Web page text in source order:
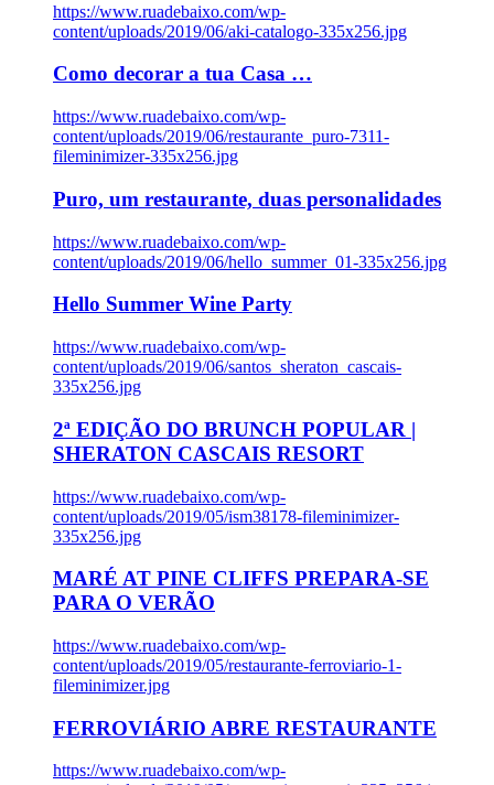
https://www.ruadebaixo.com/wp-
content/uploads/2019/06/aki-catalogo-335x256.jpg
Como decorar a tua Casa …
https://www.ruadebaixo.com/wp-
content/uploads/2019/06/restaurante_puro-7311-
fileminimizer-335x256.jpg
Puro, um restaurante, duas personalidades
https://www.ruadebaixo.com/wp-
content/uploads/2019/06/hello_summer_01-335x256.jpg
Hello Summer Wine Party
https://www.ruadebaixo.com/wp-
content/uploads/2019/06/santos_sheraton_cascais-
335x256.jpg
2ª EDIÇÃO DO BRUNCH POPULAR |
SHERATON CASCAIS RESORT
https://www.ruadebaixo.com/wp-
content/uploads/2019/05/ism38178-fileminimizer-
335x256.jpg
MARÉ AT PINE CLIFFS PREPARA-SE
PARA O VERÃO
https://www.ruadebaixo.com/wp-
content/uploads/2019/05/restaurante-ferroviario-1-
fileminimizer.jpg
FERROVIÁRIO ABRE RESTAURANTE
https://www.ruadebaixo.com/wp-